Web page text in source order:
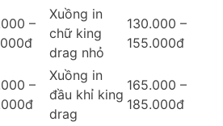
–
Xuồng in
chữ king
drag nhỏ
130.000 –
155.000đ
–
Xuồng in
đầu khỉ king
drag
165.000 –
185.000đ